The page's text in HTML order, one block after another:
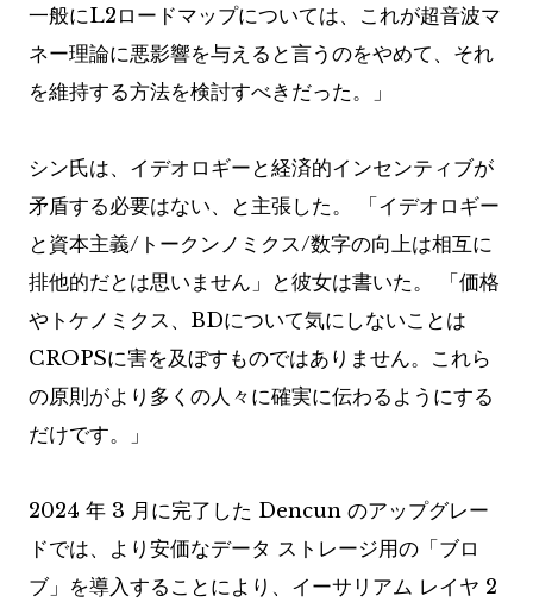
一般にL2ロードマップについては、これが超音波マ
ネー理論に悪影響を与えると言うのをやめて、それ
を維持する方法を検討すべきだった。」
シン氏は、イデオロギーと経済的インセンティブが
矛盾する必要はない、と主張した。 「イデオロギー
と資本主義/トークンノミクス/数字の向上は相互に
排他的だとは思いません」と彼女は書いた。 「価格
やトケノミクス、BDについて気にしないことは
CROPSに害を及ぼすものではありません。これら
の原則がより多くの人々に確実に伝わるようにする
だけです。」
2024 年 3 月に完了した Dencun のアップグレー
ドでは、より安価なデータ ストレージ用の「ブロ
ブ」を導入することにより、イーサリアム レイヤ 2